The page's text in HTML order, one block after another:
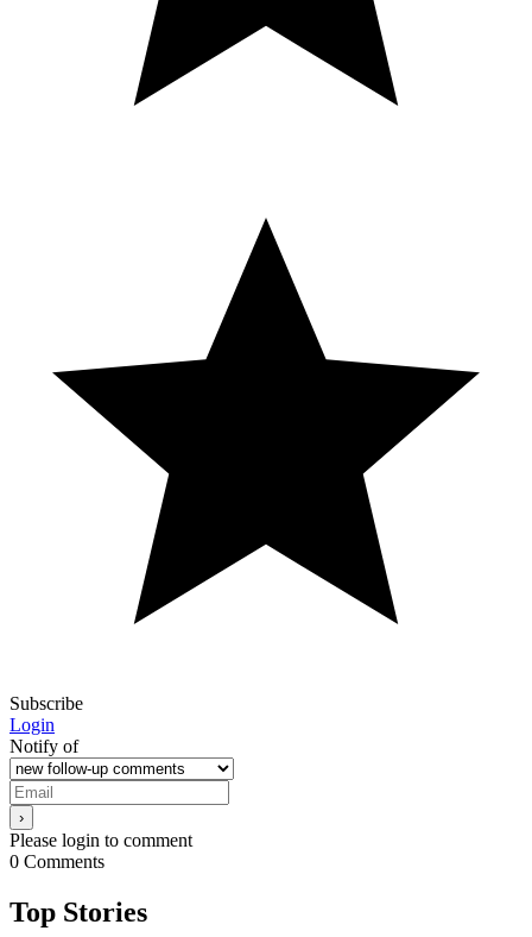
Subscribe
Login
Notify of
Please login to comment
0 Comments
Top Stories